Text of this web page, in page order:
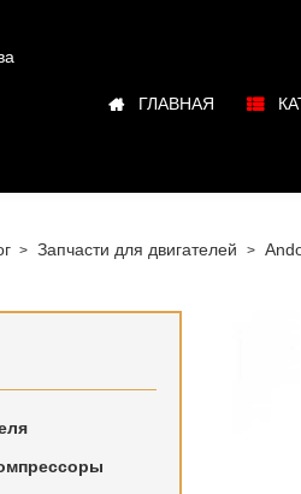
ГЛАВНАЯ
Запчасти для двигателей